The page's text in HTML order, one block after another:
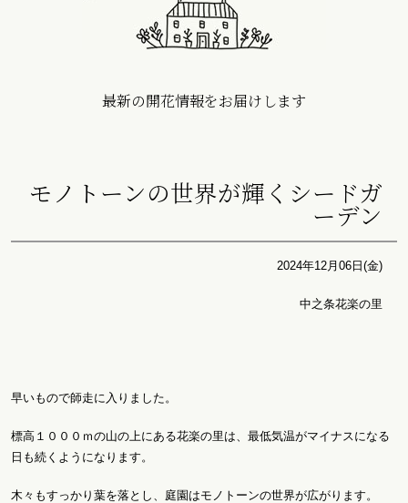
最新の開花情報をお届けします
モノトーンの世界が輝くシードガ
ーデン
2024年12月06日(金)
中之条花楽の里
早いもので師走に入りました。
標高１０００ｍの山の上にある花楽の里は、最低気温がマイナスになる
日も続くようになります。
木々もすっかり葉を落とし、庭園はモノトーンの世界が広がります。